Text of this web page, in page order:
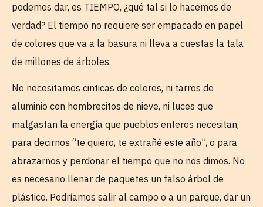
podemos dar, es TIEMPO, ¿qué tal si lo hacemos de
verdad? El tiempo no requiere ser empacado en papel
de colores que va a la basura ni lleva a cuestas la tala
de millones de árboles.
No necesitamos cinticas de colores, ni tarros de
aluminio con hombrecitos de nieve, ni luces que
malgastan la energía que pueblos enteros necesitan,
para decirnos “te quiero, te extrañé este año”, o para
abrazarnos y perdonar el tiempo que no nos dimos. No
es necesario llenar de paquetes un falso árbol de
plástico. Podríamos salir al campo o a un parque, dar un